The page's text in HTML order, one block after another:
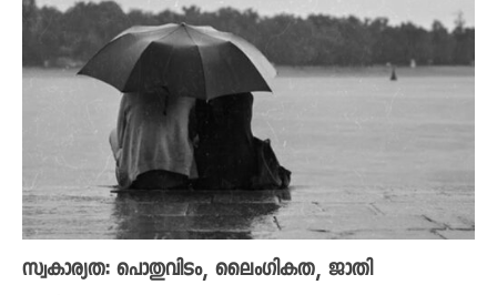
സ്വകാര്യത: പൊതുവിടം, ലൈംഗികത, ജാതി